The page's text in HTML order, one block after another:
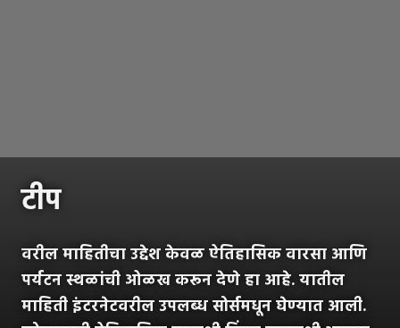
टीप
वरील माहितीचा उद्देश केवळ ऐतिहासिक वारसा आणि
पर्यटन स्थळांची ओळख करून देणे हा आहे. यातील
माहिती इंटरनेटवरील उपलब्ध सोर्समधून घेण्यात आली.